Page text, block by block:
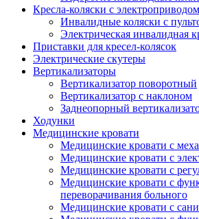
Кресла-коляски с электроприводом
Инвалидные коляски с
Электрическая инвалидная
Приставки для кресел-колясок
Электрические скутеры
Вертикализаторы
Вертикализатор поворотный
Вертикализатор с наклоном
Заднеопорный
Ходунки
Медицинские кровати
Медицинские кровати с
Медицинские кровати с
Медицинские кровати с
Медицинские кровати с
переворачивания больного
Медицинские кровати с